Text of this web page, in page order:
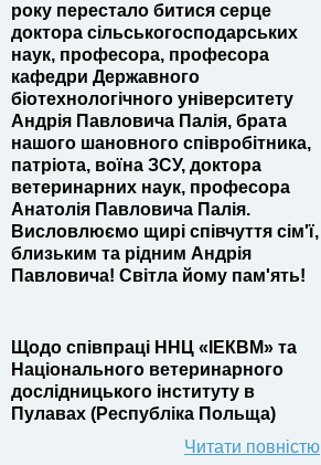
року перестало битися серце
доктора сільськогосподарських
наук, професора, професора
кафедри Державного
біотехнологічного університету
Андрія Павловича Палія, брата
нашого шановного співробітника,
патріота, воїна ЗСУ, доктора
ветеринарних наук, професора
Анатолія Павловича Палія.
Висловлюємо щирі співчуття сім'ї,
близьким та рідним Андрія
Павловича! Світла йому пам'ять!
Щодо співпраці ННЦ «ІЕКВМ» та
Національного ветеринарного
дослідницького інституту в
Пулавах (Республіка Польща)
Читати повністю